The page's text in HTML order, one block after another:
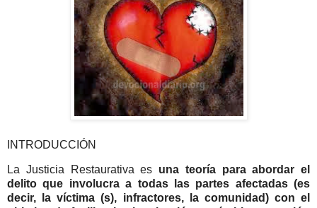
INTRODUCCIÓN
La Justicia Restaurativa es una teoría para abordar el
delito que involucra a todas las partes afectadas (es
decir, la víctima (s), infractores, la comunidad) con el